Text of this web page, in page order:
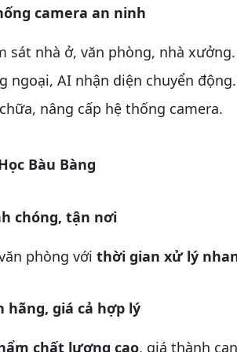
camera an ninh
sát nhà ở, văn phòng, nhà xưởng.
ngoại, AI nhận diện chuyển động.
nâng cấp hệ thống camera.
Bàu Bàng
chóng, tận nơi
phòng với thời gian xử lý
hãng, giá cả hợp lý
chất lượng cao, giá thành